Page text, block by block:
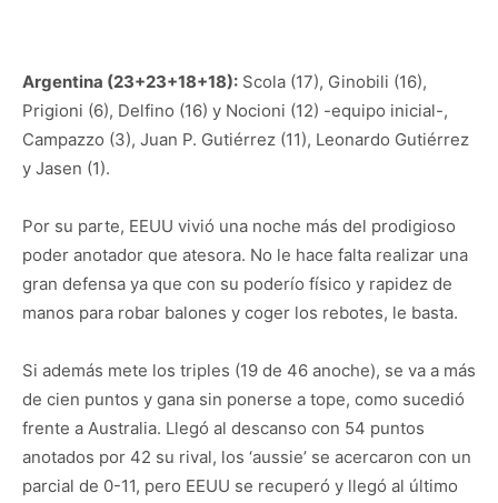
Argentina (23+23+18+18): Scola (17), Ginobili (16),
Prigioni (6), Delfino (16) y Nocioni (12) -equipo inicial-,
Campazzo (3), Juan P. Gutiérrez (11), Leonardo Gutiérrez
y Jasen (1).
Por su parte, EEUU vivió una noche más del prodigioso
poder anotador que atesora. No le hace falta realizar una
gran defensa ya que con su poderío físico y rapidez de
manos para robar balones y coger los rebotes, le basta.
Si además mete los triples (19 de 46 anoche), se va a más
de cien puntos y gana sin ponerse a tope, como sucedió
frente a Australia. Llegó al descanso con 54 puntos
anotados por 42 su rival, los ‘aussie’ se acercaron con un
parcial de 0-11, pero EEUU se recuperó y llegó al último